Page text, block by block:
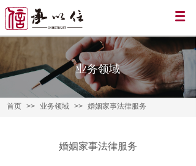
业务领域
首页 >> 业务领域 >> 婚姻家事法律服务
婚姻家事法律服务